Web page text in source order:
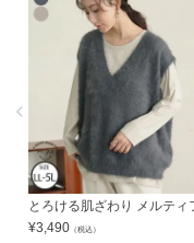
¥3,490 （税込）